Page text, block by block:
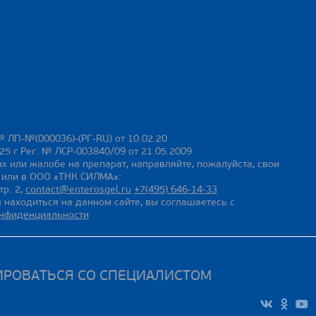
ЛП-№(000036)-(РГ-RU) от 10.02.20
г Рег. № ЛСР-003840/09 от 21.05.2009
или жалобе на препарат, направляйте, пожалуйста, свои
или в ООО «ТНК СИЛМА»:
2, contact@enterosgel.ru +7(495) 646-14-33
на данном сайте, вы соглашаетесь с
СО СПЕЦИАЛИСТОМ